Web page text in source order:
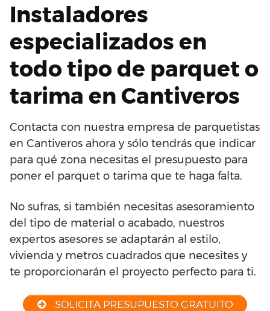
Instaladores
especializados en
todo tipo de parquet o
tarima en Cantiveros
Contacta con nuestra empresa de parquetistas
en Cantiveros ahora y sólo tendrás que indicar
para qué zona necesitas el presupuesto para
poner el parquet o tarima que te haga falta.
No sufras, si también necesitas asesoramiento
del tipo de material o acabado, nuestros
expertos asesores se adaptarán al estilo,
vivienda y metros cuadrados que necesites y
te proporcionarán el proyecto perfecto para ti.
SOLICITA PRESUPUESTO GRATUITO